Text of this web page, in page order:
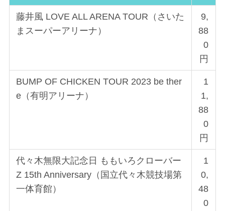
藤井風 LOVE ALL ARENA TOUR（さいた
まスーパーアリーナ）
9,
88
0
円
BUMP OF CHICKEN TOUR 2023 be ther
e（有明アリーナ）
1
1,
88
0
円
代々木無限大記念日 ももいろクローバー
Z 15th Anniversary（国立代々木競技場第
一体育館）
1
0,
48
0